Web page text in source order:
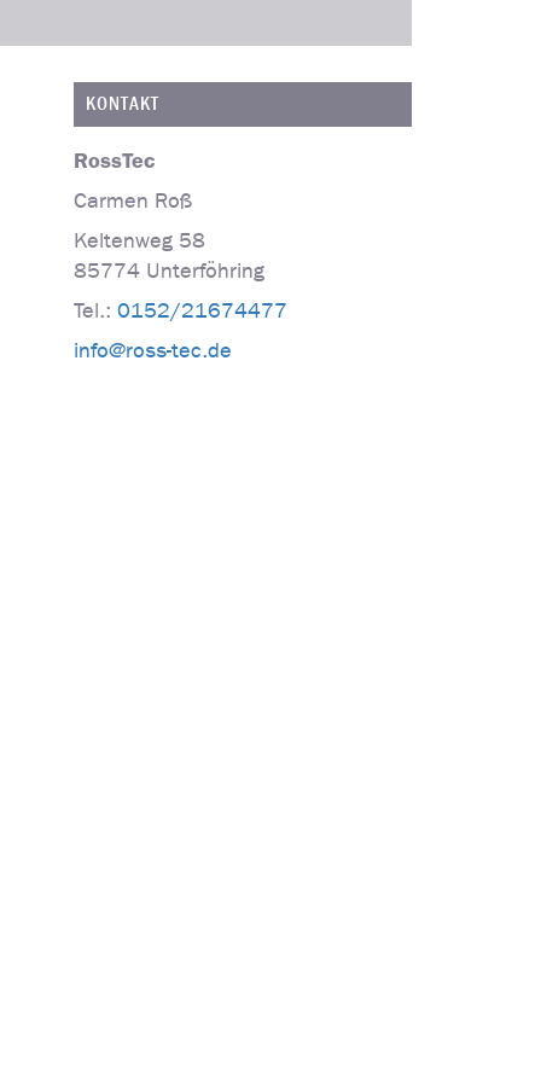
KONTAKT
RossTec
Carmen Roß
Keltenweg 58
85774 Unterföhring
Tel.: 0152/21674477
info@ross-tec.de